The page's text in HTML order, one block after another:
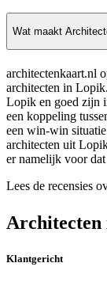
Wat maakt
architectenkaart.nl
architecten in
Lopik en goed zijn
een koppeling
een win-win
architecten uit
er namelijk voor
Lees de recensies
Klantgericht